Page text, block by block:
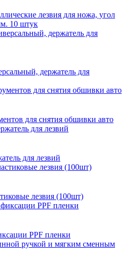
лезвия для ножа, угол
10 штук
держатель для
для снятия обшивки авто
для лезвий
лезвия (100шт)
PPF пленки